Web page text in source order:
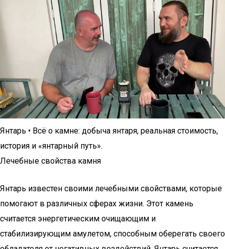
Янтарь • Всё о камне: добыча янтаря, реальная стоимость,
история и «янтарный путь».
Лечебные свойства камня
Янтарь известен своими лечебными свойствами, которые
помогают в различных сферах жизни. Этот камень
считается энергетическим очищающим и
стабилизирующим амулетом, способным оберегать своего